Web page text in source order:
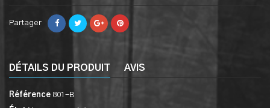
Partager
DÉTAILS DU PRODUIT AVIS
Référence 801-B